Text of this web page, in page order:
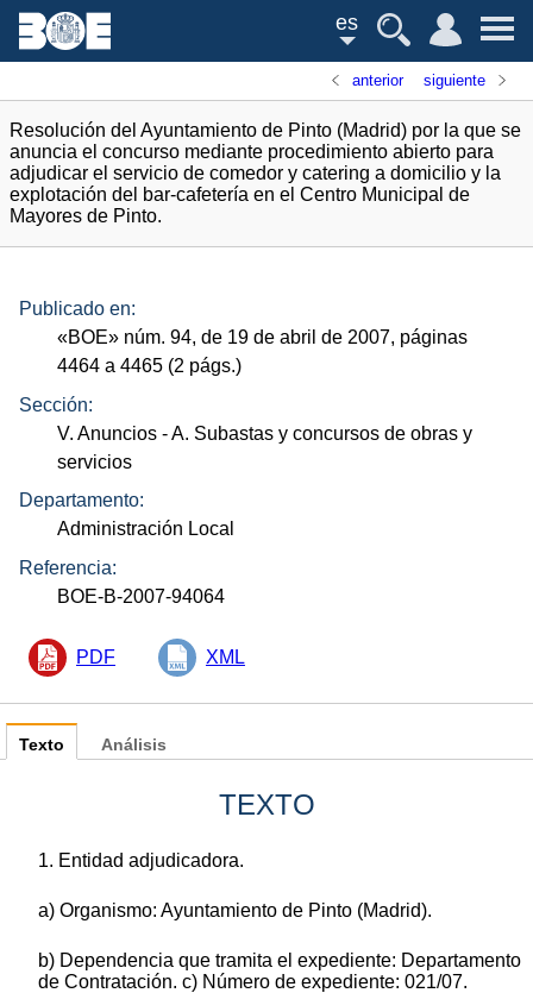
es
anterior siguiente
Resolución del Ayuntamiento de Pinto (Madrid) por la que se
anuncia el concurso mediante procedimiento abierto para
adjudicar el servicio de comedor y catering a domicilio y la
explotación del bar-cafetería en el Centro Municipal de
Mayores de Pinto.
Publicado en:
«BOE» núm. 94, de 19 de abril de 2007, páginas
4464 a 4465 (2 págs.)
Sección:
V. Anuncios - A. Subastas y concursos de obras y
servicios
Departamento:
Administración Local
Referencia:
BOE-B-2007-94064
PDF XML
Texto
TEXTO
1. Entidad adjudicadora.
a) Organismo: Ayuntamiento de Pinto (Madrid).
b) Dependencia que tramita el expediente: Departamento
de Contratación. c) Número de expediente: 021/07.
Análisis